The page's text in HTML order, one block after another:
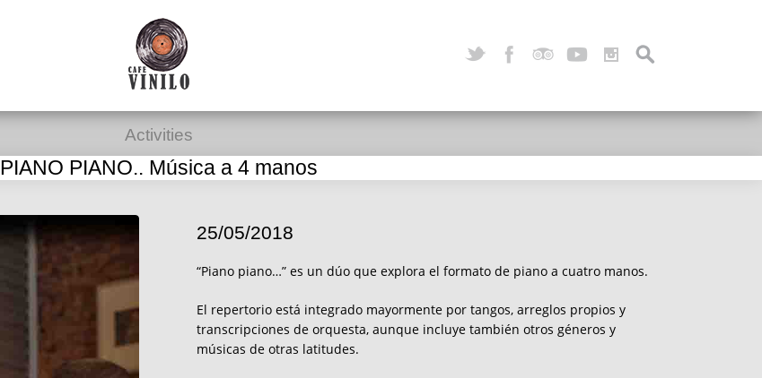
Activities
PIANO PIANO.. Música a 4 manos
25/05/2018
“Piano piano…” es un dúo que explora el formato de piano a cuatro manos.
El repertorio está integrado mayormente por tangos, arreglos propios y
transcripciones de orquesta, aunque incluye también otros géneros y
músicas de otras latitudes.